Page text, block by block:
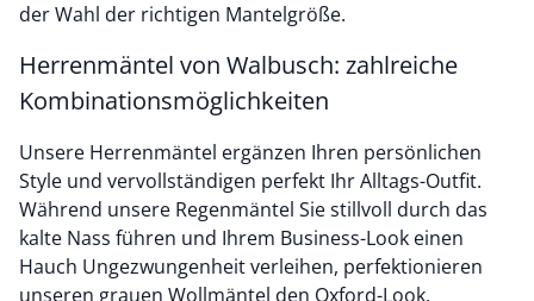
der Wahl der richtigen Mantelgröße.
Herrenmäntel von Walbusch: zahlreiche
Kombinationsmöglichkeiten
Unsere Herrenmäntel ergänzen Ihren persönlichen
Style und vervollständigen perfekt Ihr Alltags-Outfit.
Während unsere Regenmäntel Sie stillvoll durch das
kalte Nass führen und Ihrem Business-Look einen
Hauch Ungezwungenheit verleihen, perfektionieren
unseren grauen Wollmäntel den Oxford-Look.